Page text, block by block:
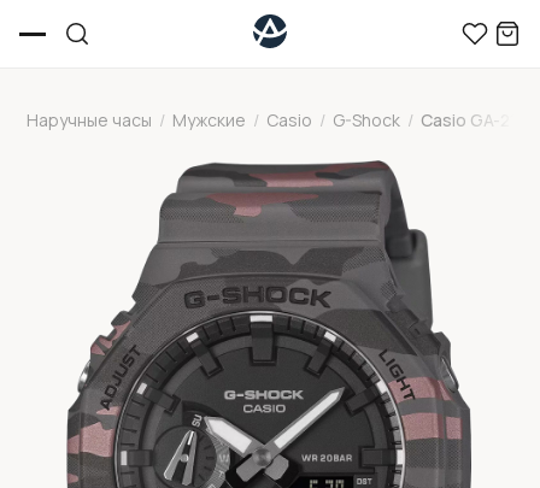
Наручные часы / Мужские / Casio / G-Shock / Casio GA-